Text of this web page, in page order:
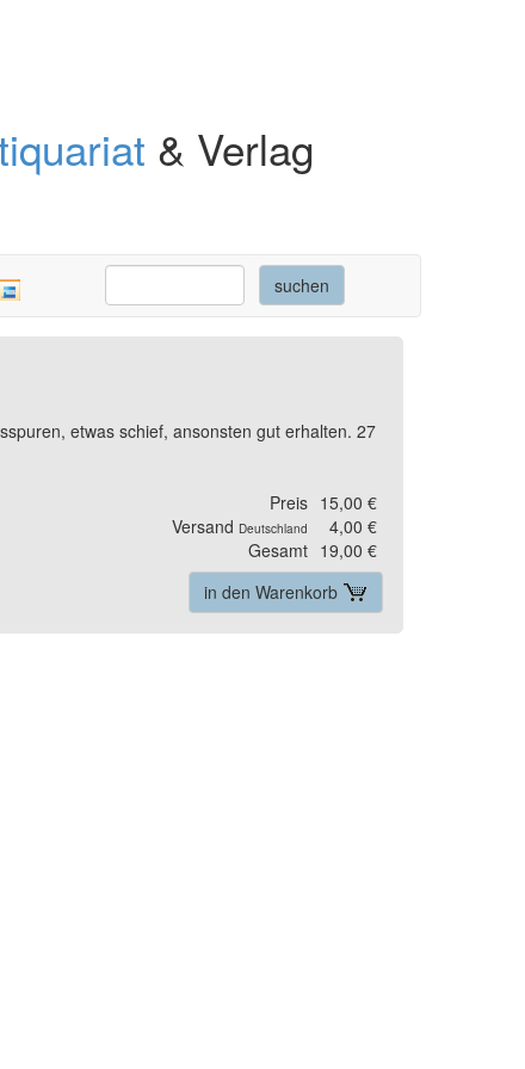
& Verlag
etwas schief, ansonsten gut erhalten. 27
Preis 15,00 €
Versand Deutschland
4,00 €
Gesamt 19,00 €
in den Warenkorb